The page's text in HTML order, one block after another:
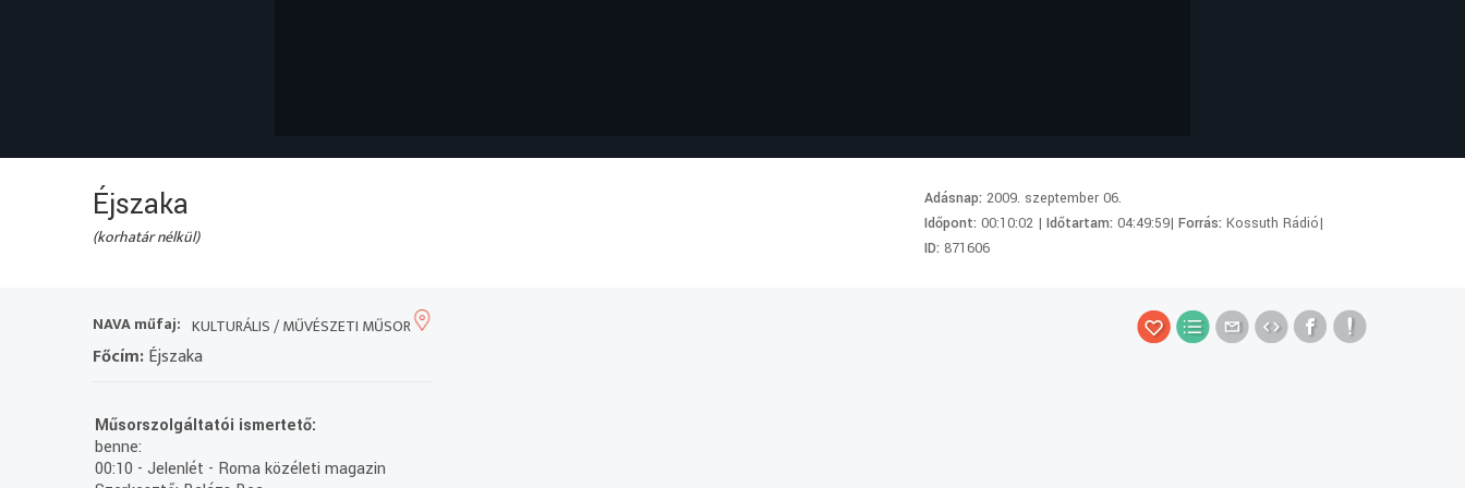
Éjszaka
(korhatár nélkül)
Adásnap:2009. szeptember 06.
Időpont:00:10:02 |Időtartam:04:49:59|Forrás:Kossuth Rádió|
ID: 871606
NAVA műfaj: KULTURÁLIS / MŰVÉSZETI MŰSOR
Főcím:Éjszaka
Műsorszolgáltatói ismertető:
benne:
00:10 - Jelenlét - Roma közéleti magazin